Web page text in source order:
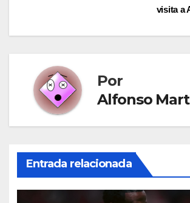
de
entradas
visita a
Por
Alfonso
Entrada relacionada